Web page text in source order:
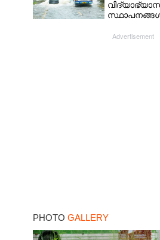
നാളെ
Advertisement
PHOTO GALLERY